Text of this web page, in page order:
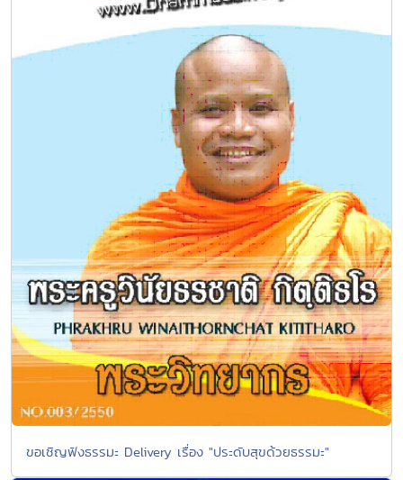
ขอเชิญฟังธรรมะ Delivery เรื่อง "ประดับสุขด้วยธรรมะ"